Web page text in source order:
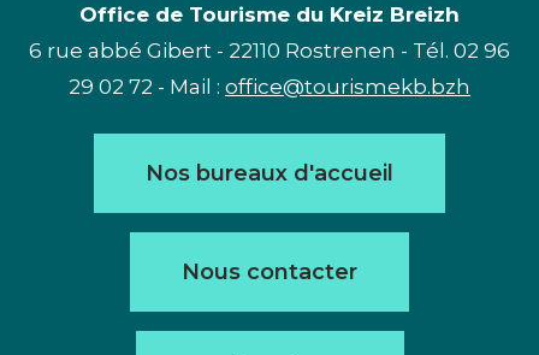
Office de Tourisme du Kreiz Breizh
6 rue abbé Gibert - 22110 Rostrenen - Tél. 02 96
29 02 72 - Mail : office@tourismekb.bzh
Nos bureaux d'accueil
Nous contacter